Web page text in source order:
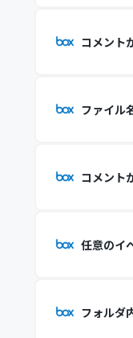
コメント
ファイル
コメント
任意のイ
フォルダ